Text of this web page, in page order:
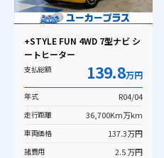
+STYLE FUN 4WD 7型ナビ シ
ートヒーター
支払総額 139.8万円
年式 R04/04
走行距離 36,700Km万km
車両価格 137.3万円
諸費用 2.5 万円